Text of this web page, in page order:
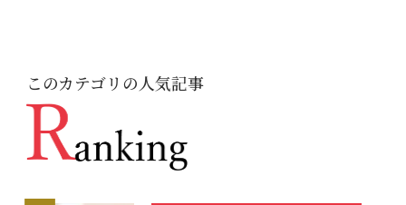
このカテゴリの人気記事